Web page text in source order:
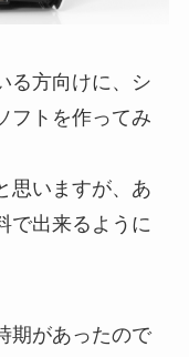
る方向けに、シ
フトを作ってみ
思いますが、あ
で出来るように
期があったので